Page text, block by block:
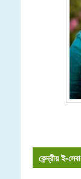
কেন্দ্রীয় ই-সেবা